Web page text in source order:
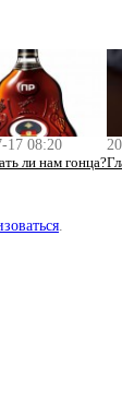
17 08:20
ли нам гонца?